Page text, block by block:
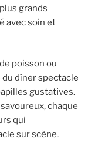
grands
avec soin et
poisson ou
dîner spectacle
gustatives.
chaque
qui
sur scène.